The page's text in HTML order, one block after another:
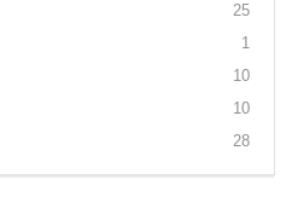
25
1
10
10
28